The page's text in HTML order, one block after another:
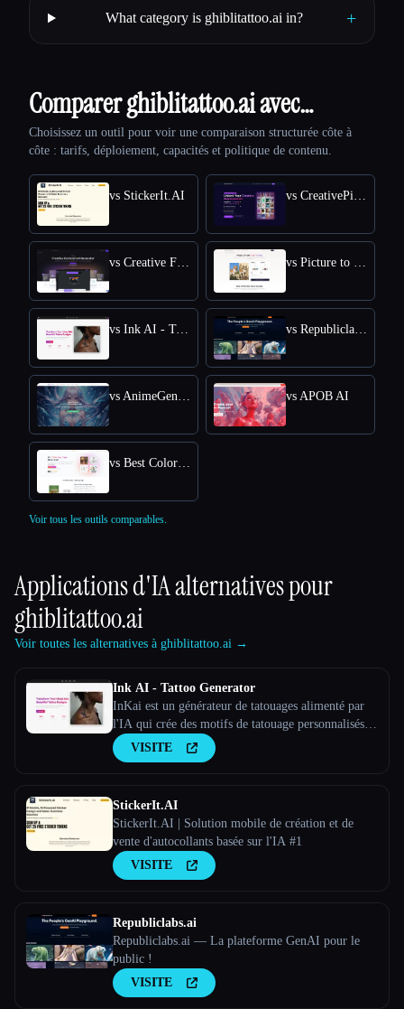
What category is ghiblitattoo.ai in? +
Comparer ghiblitattoo.ai avec…
Choisissez un outil pour voir une comparaison structurée côte à
côte : tarifs, déploiement, capacités et politique de contenu.
vs StickerIt.AI vs CreativePixel
vs Creative Fabrica vs Picture to Drawing
vs Ink AI - Tattoo Generator vs Republiclabs.ai
vs AnimeGenius vs APOB AI
vs Best Coloring Pages AI
Voir tous les outils comparables.
Applications d'IA alternatives pour
ghiblitattoo.ai
Voir toutes les alternatives à ghiblitattoo.ai →
Ink AI - Tattoo Generator
InKai est un générateur de tatouages alimenté par
l'IA qui crée des motifs de tatouage personnalisés
en fonction des saisies de l'utilisateur.
VISITE
StickerIt.AI
StickerIt.AI | Solution mobile de création et de
vente d'autocollants basée sur l'IA #1
VISITE
Republiclabs.ai
Republiclabs.ai — La plateforme GenAI pour le
public !
VISITE